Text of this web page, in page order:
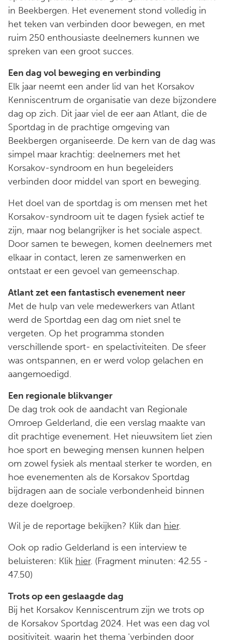
in Beekbergen. Het evenement stond volledig in
het teken van verbinden door bewegen, en met
ruim 250 enthousiaste deelnemers kunnen we
spreken van een groot succes.
Een dag vol beweging en verbinding
Elk jaar neemt een ander lid van het Korsakov
Kenniscentrum de organisatie van deze bijzondere
dag op zich. Dit jaar viel de eer aan Atlant, die de
Sportdag in de prachtige omgeving van
Beekbergen organiseerde. De kern van de dag was
simpel maar krachtig: deelnemers met het
Korsakov-syndroom en hun begeleiders
verbinden door middel van sport en beweging.
Het doel van de sportdag is om mensen met het
Korsakov-syndroom uit te dagen fysiek actief te
zijn, maar nog belangrijker is het sociale aspect.
Door samen te bewegen, komen deelnemers met
elkaar in contact, leren ze samenwerken en
ontstaat er een gevoel van gemeenschap.
Atlant zet een fantastisch evenement neer
Met de hulp van vele medewerkers van Atlant
werd de Sportdag een dag om niet snel te
vergeten. Op het programma stonden
verschillende sport- en spelactiviteiten. De sfeer
was ontspannen, en er werd volop gelachen en
aangemoedigd.
Een regionale blikvanger
De dag trok ook de aandacht van Regionale
Omroep Gelderland, die een verslag maakte van
dit prachtige evenement. Het nieuwsitem liet zien
hoe sport en beweging mensen kunnen helpen
om zowel fysiek als mentaal sterker te worden, en
hoe evenementen als de Korsakov Sportdag
bijdragen aan de sociale verbondenheid binnen
deze doelgroep.
Wil je de reportage bekijken? Klik dan hier.
Ook op radio Gelderland is een interview te
beluisteren: Klik hier. (Fragment minuten: 42.55 -
47.50)
Trots op een geslaagde dag
Bij het Korsakov Kenniscentrum zijn we trots op
de Korsakov Sportdag 2024. Het was een dag vol
positiviteit, waarin het thema 'verbinden door